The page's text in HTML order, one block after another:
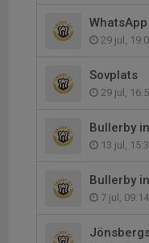
29 jul,
Sovplats
29 jul,
Bullerby
13 jul,
Bullerby
7 jul, 09:14